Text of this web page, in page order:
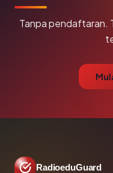
Tanpa pendaftaran.
RadioeduGuard